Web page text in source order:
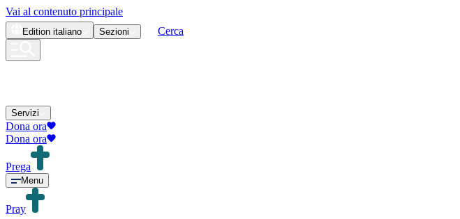
Vai al contenuto principale
Edition italiano Sezioni Cerca
Servizi
Dona ora
Dona ora
Prega
Menu
Pray